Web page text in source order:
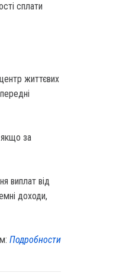
сплати
життєвих
за
виплат від
доходи,
Подробности